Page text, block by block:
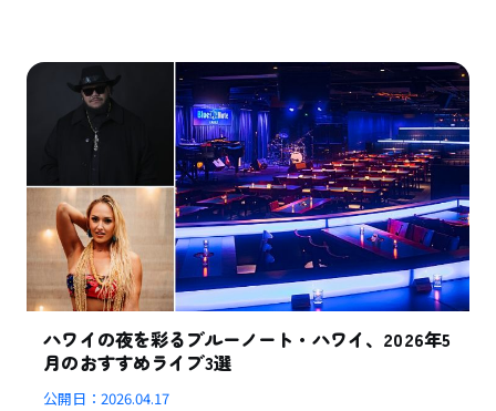
ハワイの夜を彩るブルーノート・ハワイ、2026年5
月のおすすめライブ3選
公開日：2026.04.17